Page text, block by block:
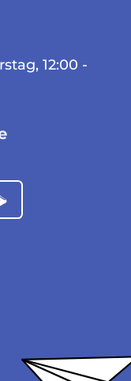
12:00 -